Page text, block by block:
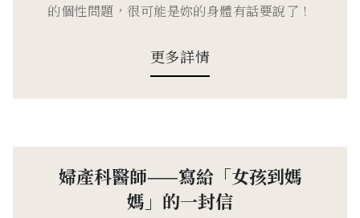
的個性問題，很可能是妳的身體有話要說了！
更多詳情
婦產科醫師——寫給「女孩到媽
媽」的一封信